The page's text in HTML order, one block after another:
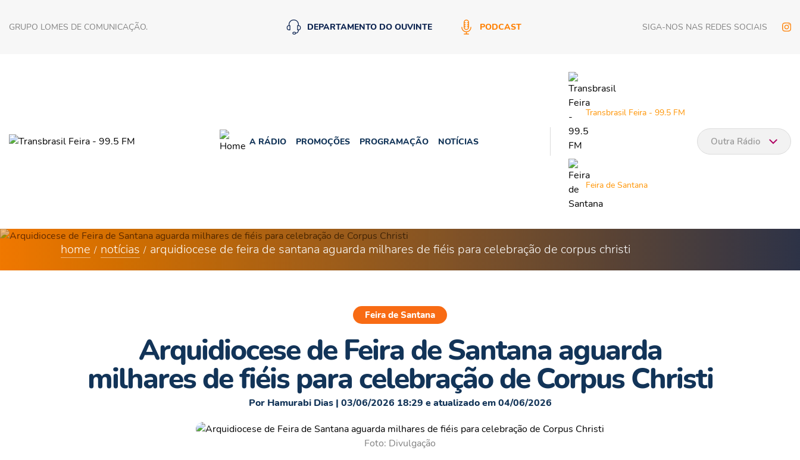
GRUPO LOMES DE COMUNICAÇÃO. DEPARTAMENTO DO OUVINTE PODCAST SIGA-NOS NAS REDES SOCIAIS
A RÁDIO PROMOÇÕES PROGRAMAÇÃO NOTÍCIAS
Transbrasil Feira - 99.5 FM
Feira de Santana
Outra Rádio
home notícias arquidiocese de feira de santana aguarda milhares de fiéis para celebração de corpus christi
Feira de Santana
Arquidiocese de Feira de Santana aguarda
milhares de fiéis para celebração de Corpus Christi
Por Hamurabi Dias | 03/06/2026 18:29 e atualizado em 04/06/2026
Foto: Divulgação